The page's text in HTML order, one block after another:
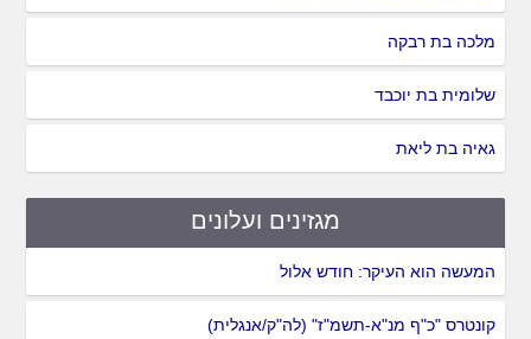
מלכה בת רבקה
שלומית בת יוכבד
גאיה בת ליאת
מגזינים ועלונים
המעשה הוא העיקר: חודש אלול
קונטרס "כ"ף מנ"א-תשמ"ז" (לה"ק/אנגלית)